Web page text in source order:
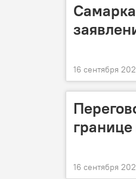
16 сентября
16 сентября